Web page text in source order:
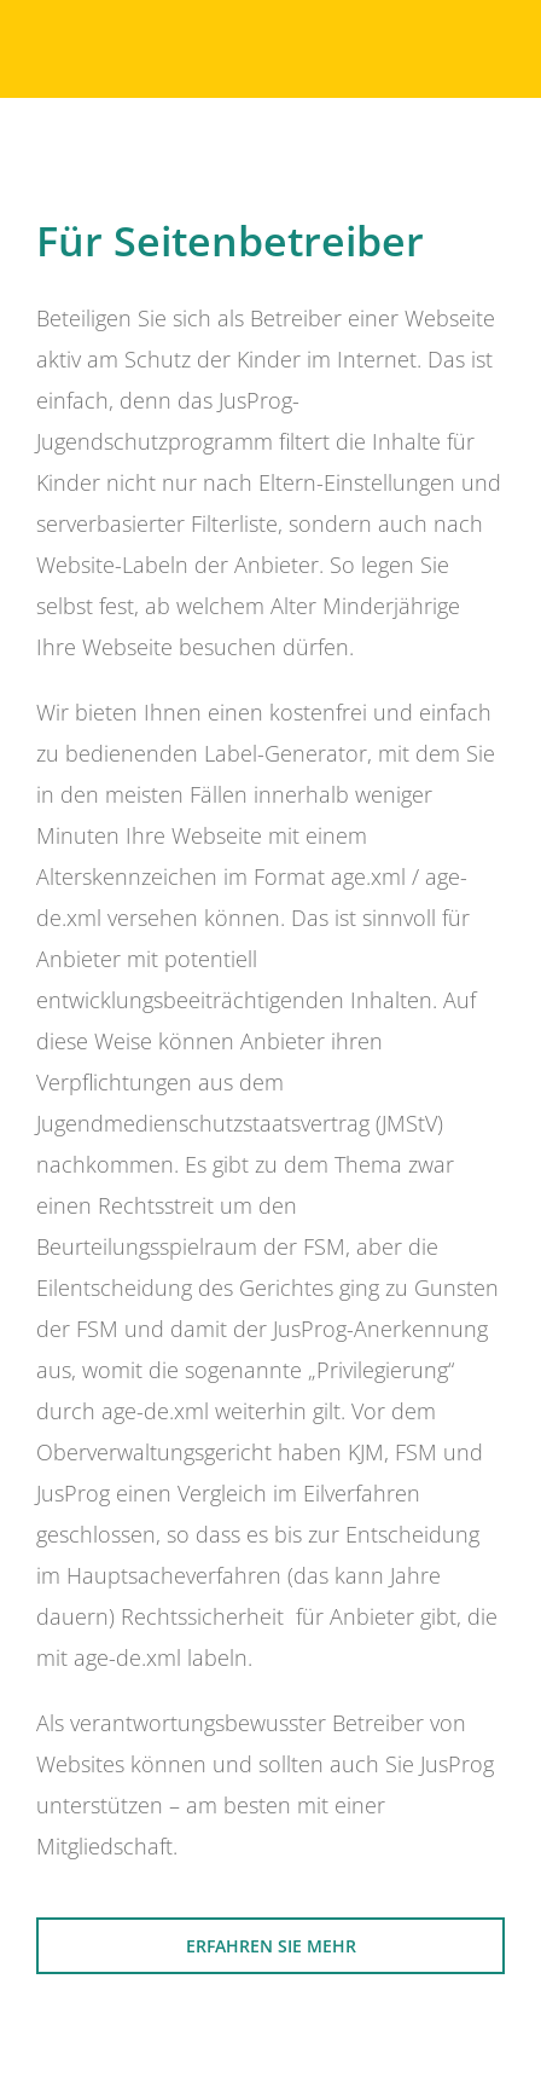
Für Seitenbetreiber
Beteiligen Sie sich als Betreiber einer Webseite
aktiv am Schutz der Kinder im Internet. Das ist
einfach, denn das JusProg-
Jugendschutzprogramm filtert die Inhalte für
Kinder nicht nur nach Eltern-Einstellungen und
serverbasierter Filterliste, sondern auch nach
Website-Labeln der Anbieter. So legen Sie
selbst fest, ab welchem Alter Minderjährige
Ihre Webseite besuchen dürfen.
Wir bieten Ihnen einen kostenfrei und einfach
zu bedienenden Label-Generator, mit dem Sie
in den meisten Fällen innerhalb weniger
Minuten Ihre Webseite mit einem
Alterskennzeichen im Format age.xml / age-
de.xml versehen können. Das ist sinnvoll für
Anbieter mit potentiell
entwicklungsbeeiträchtigenden Inhalten. Auf
diese Weise können Anbieter ihren
Verpflichtungen aus dem
Jugendmedienschutzstaatsvertrag (JMStV)
nachkommen. Es gibt zu dem Thema zwar
einen Rechtsstreit um den
Beurteilungsspielraum der FSM, aber die
Eilentscheidung des Gerichtes ging zu Gunsten
der FSM und damit der JusProg-Anerkennung
aus, womit die sogenannte „Privilegierung“
durch age-de.xml weiterhin gilt. Vor dem
Oberverwaltungsgericht haben KJM, FSM und
JusProg einen Vergleich im Eilverfahren
geschlossen, so dass es bis zur Entscheidung
im Hauptsacheverfahren (das kann Jahre
dauern) Rechtssicherheit für Anbieter gibt, die
mit age-de.xml labeln.
Als verantwortungsbewusster Betreiber von
Websites können und sollten auch Sie JusProg
unterstützen – am besten mit einer
Mitgliedschaft.
ERFAHREN SIE MEHR